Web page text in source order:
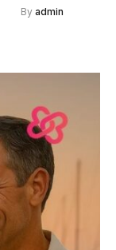
By admin